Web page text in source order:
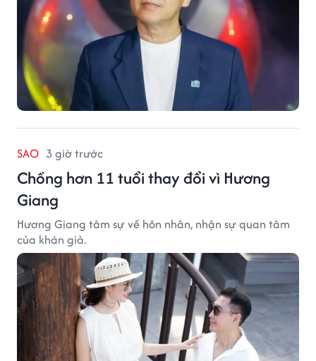
SAO 3 giờ trước
Chồng hơn 11 tuổi thay đổi vì Hương
Giang
Hương Giang tâm sự về hôn nhân, nhận sự quan tâm
của khán giả.